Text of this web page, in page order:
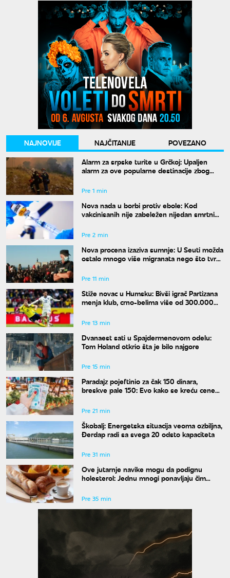
NAJNOVIJE NAJČITANIJE
POVEZANO
Alarm za srpske turite u Grčkoj: Upaljen
alarm za ove popularne destinacije zbog
Pre 1 min
Nova nada u borbi protiv ebole: Kod
vakcinisanih nije zabeležen nijedan smrtni
Pre 2 min
Nova procena izaziva sumnje: U Seuti možda
ostalo mnogo više migranata nego što tvrdi
Pre 11 min
Stiže novac u Humsku: Bivši igrač Partizana
menja klub, crno-belima više od 300.000
Pre 13 min
Dvanaest sati u Spajdermenovom odelu:
Tom Holand otkrio šta je bilo najgore
Pre 15 min
Paradajz pojeftinio za čak 150 dinara,
breskve pale 150: Evo kako se kreću cene
Pre 21 min
Škobalj: Energetska situacija veoma ozbiljna,
Đerdap radi sa svega 20 odsto kapaciteta
Pre 31 min
Ove jutarnje navike mogu da podignu
holesterol: Jednu mnogi ponavljaju čim
Pre 35 min